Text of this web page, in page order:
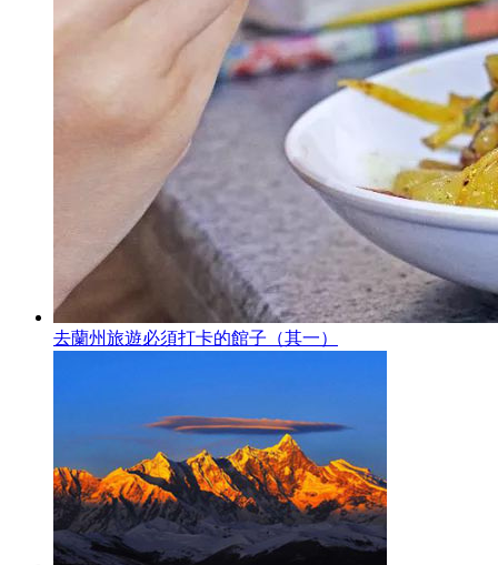
去蘭州旅遊必須打卡的館子（其一）